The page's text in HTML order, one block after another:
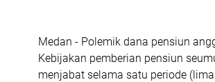
Medan - Polemik dana pensiun
Kebijakan pemberian pensiun
menjabat selama satu periode